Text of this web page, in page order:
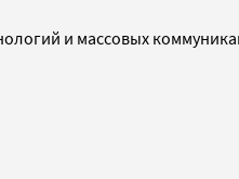
и массовых